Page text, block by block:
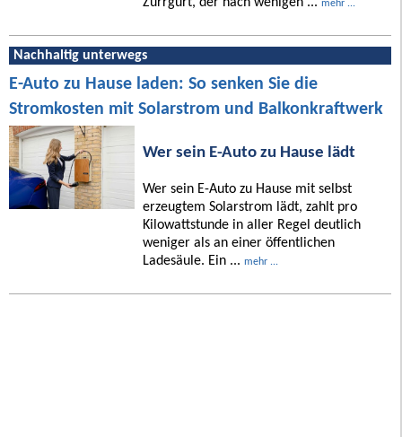
mehr ...
Nachhaltig unterwegs
E-Auto zu Hause laden: So senken Sie die
Stromkosten mit Solarstrom und Balkonkraftwerk
Wer sein E-Auto zu Hause lädt
Wer sein E-Auto zu Hause mit selbst
erzeugtem Solarstrom lädt, zahlt pro
Kilowattstunde in aller Regel deutlich
weniger als an einer öffentlichen
Ladesäule. Ein ... mehr ...